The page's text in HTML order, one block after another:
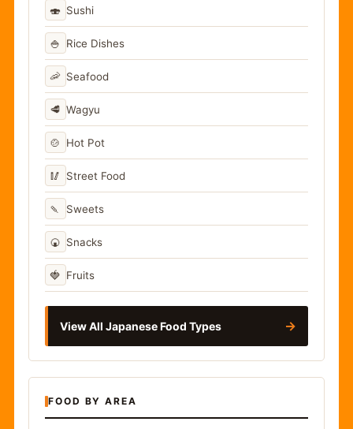
🍣 Sushi
🍚 Rice Dishes
🦐 Seafood
🥩 Wagyu
🍲 Hot Pot
🥢 Street Food
🍡 Sweets
🍘 Snacks
🍓 Fruits
View All Japanese Food Types →
FOOD BY AREA